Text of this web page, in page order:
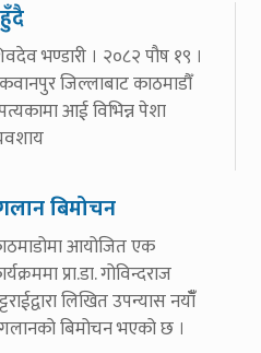
भण्डारी । २०८२ पौष १९ ।
जिल्लाबाट काठमाडौँ
आई विभिन्न पेशा
बिमोचन
आयोजित एक
प्रा.डा. गोविन्दराज
लिखित उपन्यास नयाँँ
बिमोचन भएको छ ।